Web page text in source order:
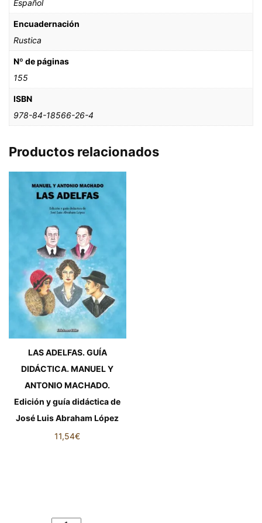
Español
Encuadernación
Rustica
Nº de páginas
155
ISBN
978-84-18566-26-4
Productos relacionados
LAS ADELFAS. GUÍA
DIDÁCTICA. MANUEL Y
ANTONIO MACHADO.
Edición y guía didáctica de
José Luis Abraham López
11,54€